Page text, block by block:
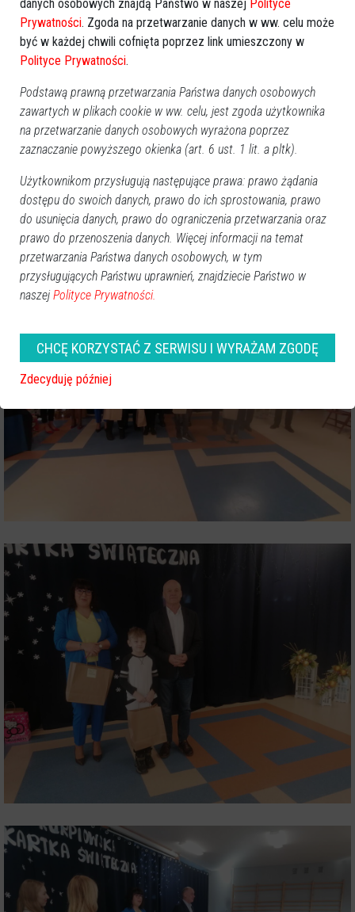
danych osobowych znajdą Państwo w naszej Polityce
Prywatności. Zgoda na przetwarzanie danych w ww. celu może
być w każdej chwili cofnięta poprzez link umieszczony w
Polityce Prywatności.
Podstawą prawną przetwarzania Państwa danych osobowych
zawartych w plikach cookie w ww. celu, jest zgoda użytkownika
na przetwarzanie danych osobowych wyrażona poprzez
zaznaczanie powyższego okienka (art. 6 ust. 1 lit. a pltk).
Użytkownikom przysługują następujące prawa: prawo żądania
dostępu do swoich danych, prawo do ich sprostowania, prawo
do usunięcia danych, prawo do ograniczenia przetwarzania oraz
prawo do przenoszenia danych. Więcej informacji na temat
przetwarzania Państwa danych osobowych, w tym
przysługujących Państwu uprawnień, znajdziecie Państwo w
naszej Polityce Prywatności.
CHCĘ KORZYSTAĆ Z SERWISU I WYRAŻAM ZGODĘ
Zdecyduję później